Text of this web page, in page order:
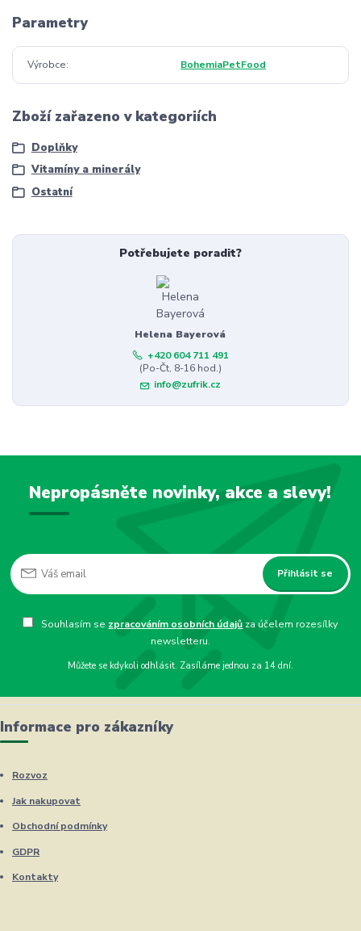
Parametry
Výrobce BohemiaPetFood
Zboží zařazeno v kategoriích
Doplňky
Vitamíny a minerály
Ostatní
Potřebujete poradit?
Helena Bayerová
+420 604 711 491
(Po-Čt, 8-16 hod.)
info@zufrik.cz
Nepropásněte novinky, akce a slevy!
Přihlásit se
Souhlasím se zpracováním osobních údajů za účelem rozesílky
newsletteru.
Můžete se kdykoli odhlásit. Zasíláme jednou za 14 dní.
Informace pro zákazníky
Rozvoz
Jak nakupovat
Obchodní podmínky
GDPR
Kontakty